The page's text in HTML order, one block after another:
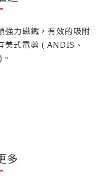
強力磁鐵，有效的吸附
美式電剪 ( ANDIS、
多